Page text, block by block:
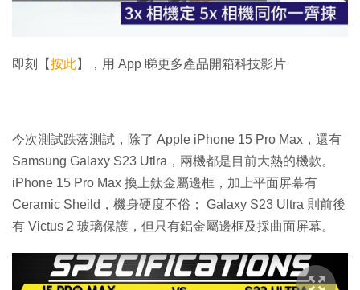
影
片
即刻【按此】，用 App 睇更多產品開箱科技影片
今次測試跌落測試，除了 Apple iPhone 15 Pro Max，還有
Samsung Galaxy S23 Utlra，兩機都是目前大熱的機款。
iPhone 15 Pro Max 換上鈦金屬邊框，加上平面屏幕有
Ceramic Sheild，機身硬度不俗； Galaxy S23 Ultra 則前後
有 Victus 2 玻璃保護，但只有鋁金屬邊框及採曲面屏幕。